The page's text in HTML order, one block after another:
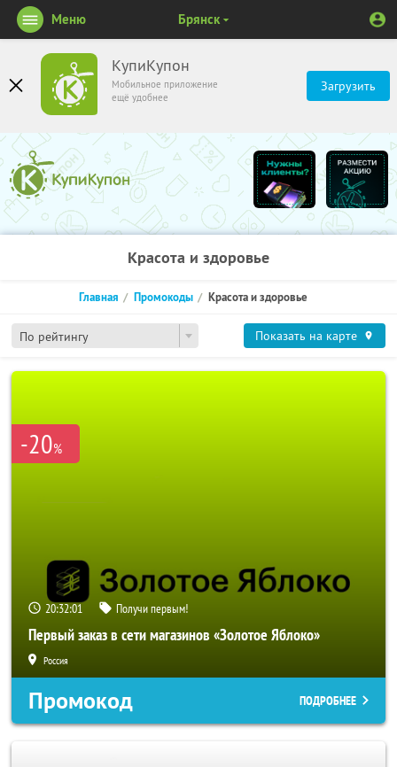
КупиКупон
Мобильное приложение
ещё удобнее
Загрузить
Меню Брянск
Красота и здоровье
По рейтингу
Главная Промокоды Красота и здоровье
Показать на карте
-20%
20:32:01 Получи первым!
Первый заказ в сети магазинов «Золотое Яблоко»
Россия
Промокод ПОДРОБНЕЕ